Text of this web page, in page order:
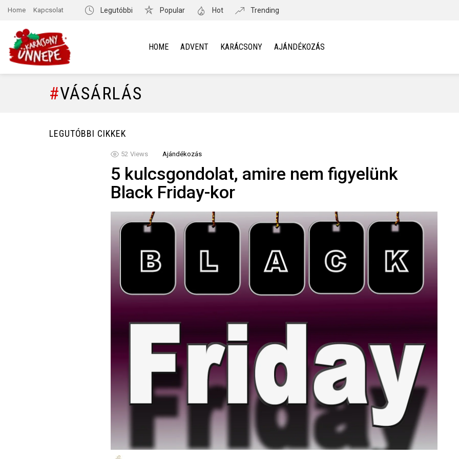
Home Kapcsolat Legutóbbi Popular Hot Trending
HOME ADVENT KARÁCSONY AJÁNDÉKOZÁS
VÁSÁRLÁS
LEGUTÓBBI CIKKEK
52 Views Ajándékozás
5 kulcsgondolat, amire nem figyelünk
Black Friday-kor